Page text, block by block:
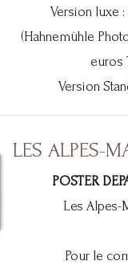
Version luxe :
(Hahnemühle
euros
Version
LES ALPES-
POSTER
Les Alpes-
Pour le